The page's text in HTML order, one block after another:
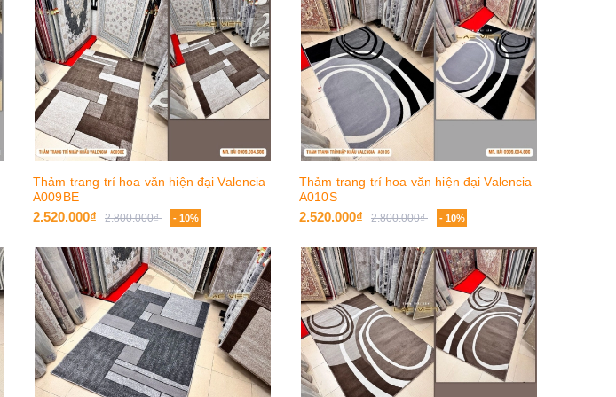
Thảm trang trí hoa văn hiện đại Valencia
A009BE
2.520.000₫ 2.800.000₫ - 10%
Thảm trang trí hoa văn hiện đại Valencia
A010S
2.520.000₫ 2.800.000₫ - 10%